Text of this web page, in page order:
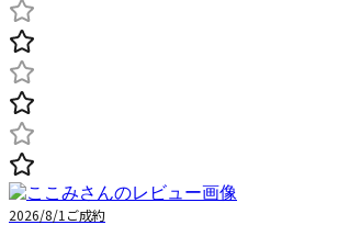
2026/8/1 ご成約